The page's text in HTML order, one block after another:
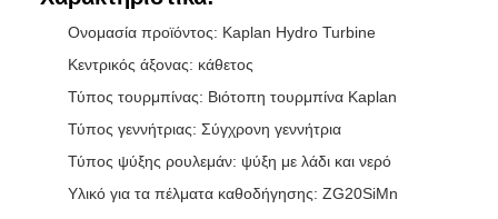
Ονομασία προϊόντος: Kaplan Hydro Turbine
Κεντρικός άξονας: κάθετος
Τύπος τουρμπίνας: Βιότοπη τουρμπίνα Kaplan
Τύπος γεννήτριας: Σύγχρονη γεννήτρια
Τύπος ψύξης ρουλεμάν: ψύξη με λάδι και νερό
Υλικό για τα πέλματα καθοδήγησης: ZG20SiMn